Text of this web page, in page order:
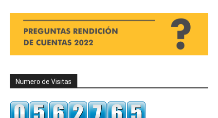
Numero de Visitas